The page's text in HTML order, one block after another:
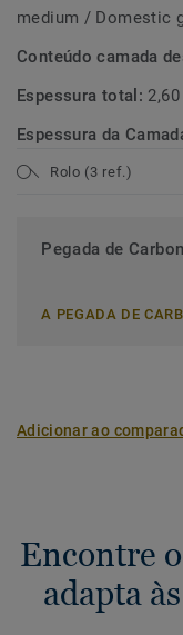
medium / Domestic
Conteúdo camada
Espessura total:
Espessura da
Rolo (3 ref.)
Pegada de
A PEGADA DE
Adicionar ao
Encontre
adapta